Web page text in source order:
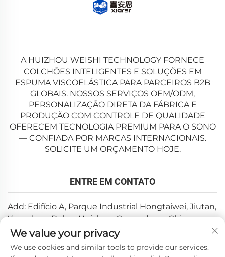
A HUIZHOU WEISHI TECHNOLOGY FORNECE
COLCHÕES INTELIGENTES E SOLUÇÕES EM
ESPUMA VISCOELÁSTICA PARA PARCEIROS B2B
GLOBAIS. NOSSOS SERVIÇOS OEM/ODM,
PERSONALIZAÇÃO DIRETA DA FÁBRICA E
PRODUÇÃO COM CONTROLE DE QUALIDADE
OFERECEM TECNOLOGIA PREMIUM PARA O SONO
— CONFIADA POR MARCAS INTERNACIONAIS.
SOLICITE UM ORÇAMENTO HOJE.
ENTRE EM CONTATO
Add: Edifício A, Parque Industrial Hongtaiwei, Jiutan,
Yuanzhou, Boluo, Huizhou, Guangdong, China
E-mail:[email protected]
Tel:+86-0752-6688646
We value your privacy
We use cookies and similar tools to provide our services.